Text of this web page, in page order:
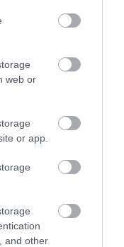
web or
or app.
and other